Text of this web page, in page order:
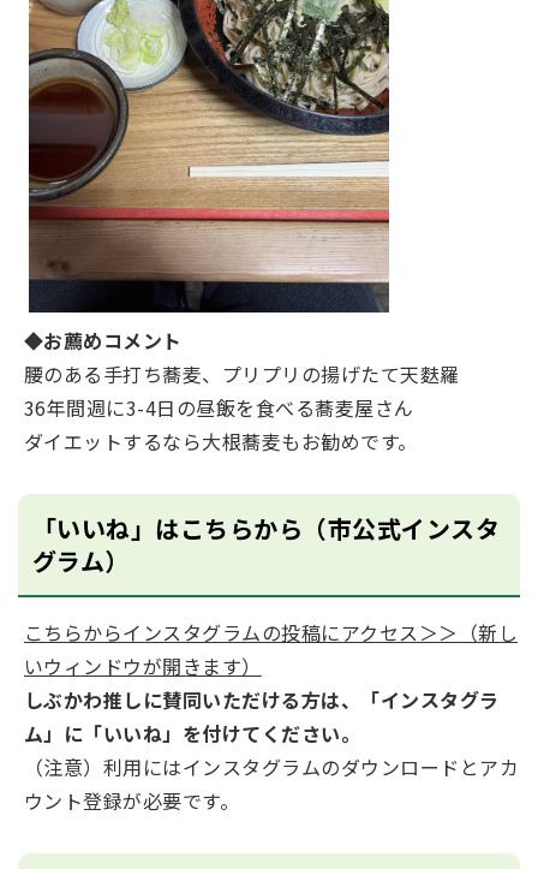
◆お薦めコメント
腰のある⼿打ち蕎⻨、プリプリの揚げたて天麩羅
36年間週に3-4⽇の昼飯を⾷べる蕎⻨屋さん
ダイエットするなら⼤根蕎⻨もお勧めです。
「いいね」はこちらから（市公式インスタ
グラム）
こちらからインスタグラムの投稿にアクセス＞＞（新し
いウィンドウが開きます）
しぶかわ推しに賛同いただける方は、「インスタグラ
ム」に「いいね」を付けてください。
（注意）利用にはインスタグラムのダウンロードとアカ
ウント登録が必要です。